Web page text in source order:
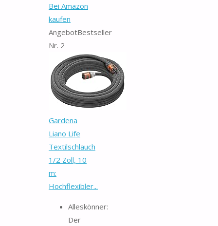
Bei Amazon
kaufen
AngebotBestseller
Nr. 2
Gardena
Liano Life
Textilschlauch
1/2 Zoll, 10
m:
Hochflexibler...
Alleskönner:
Der